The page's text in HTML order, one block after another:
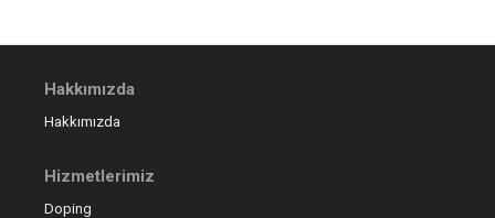
Hakkımızda
Hakkımızda
Hizmetlerimiz
Doping